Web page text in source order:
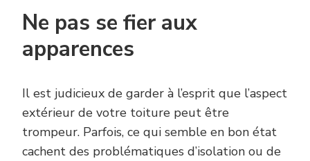
Ne pas se fier aux
apparences
Il est judicieux de garder à l’esprit que l’aspect
extérieur de votre toiture peut être
trompeur. Parfois, ce qui semble en bon état
cachent des problématiques d’isolation ou de